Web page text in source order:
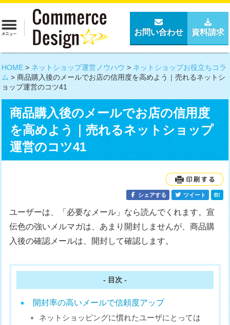
お問い合わせ 資料請求
HOME>ネットショップ運営ノウハウ>ネットショップお役立ちコラ
ム>商品購入後のメールでお店の信用度を高めよう｜売れるネットシ
ョップ運営のコツ41
商品購入後のメールでお店の信用度
を高めよう｜売れるネットショップ
運営のコツ41
シェアする ツイート B!
ユーザーは、「必要なメール」なら読んでくれます。宣
伝色の強いメルマガは、あまり開封しませんが、商品購
入後の確認メールは、開封して確認します。
- 目次 -
開封率の高いメールで信頼度アップ
ネットショッピングに慣れたユーザにとっては